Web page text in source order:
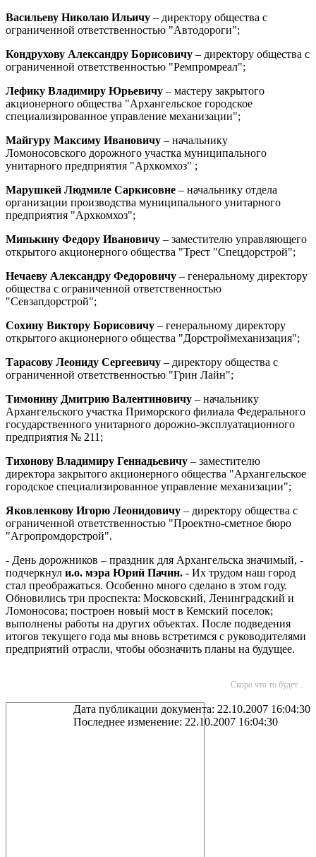
Васильеву Николаю Ильичу – директору общества с
ограниченной ответственностью "Автодороги";
Кондрухову Александру Борисовичу – директору общества с
ограниченной ответственностью "Ремпромреал";
Лефику Владимиру Юрьевичу – мастеру закрытого
акционерного общества "Архангельское городское
специализированное управление механизации";
Майгуру Максиму Ивановичу – начальнику
Ломоносовского дорожного участка муниципального
унитарного предприятия "Архкомхоз" ;
Марушкей Людмиле Саркисовне – начальнику отдела
организации производства муниципального унитарного
предприятия "Архкомхоз";
Минькину Федору Ивановичу – заместителю управляющего
открытого акционерного общества "Трест "Спецдорстрой";
Нечаеву Александру Федоровичу – генеральному директору
общества с ограниченной ответственностью
"Севзапдорстрой";
Сохину Виктору Борисовичу – генеральному директору
открытого акционерного общества "Дорстроймеханизация";
Тарасову Леониду Сергеевичу – директору общества с
ограниченной ответственностью "Грин Лайн";
Тимонину Дмитрию Валентиновичу – начальнику
Архангельского участка Приморского филиала Федерального
государственного унитарного дорожно-эксплуатационного
предприятия № 211;
Тихонову Владимиру Геннадьевичу – заместителю
директора закрытого акционерного общества "Архангельское
городское специализированное управление механизации";
Яковленкову Игорю Леонидовичу – директору общества с
ограниченной ответственностью "Проектно-сметное бюро
"Агропромдорстрой".
- День дорожников – праздник для Архангельска значимый, -
подчеркнул и.о. мэра Юрий Пачин. - Их трудом наш город
стал преображаться. Особенно много сделано в этом году.
Обновились три проспекта: Московский, Ленинградский и
Ломоносова; построен новый мост в Кемский поселок;
выполнены работы на других объектах. После подведения
итогов текущего года мы вновь встретимся с руководителями
предприятий отрасли, чтобы обозначить планы на будущее.
Скоро что то будет...
Дата публикации документа: 22.10.2007 16:04:30
Последнее изменение: 22.10.2007 16:04:30